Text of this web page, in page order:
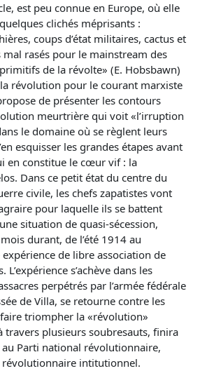
est peu connue en Europe, où elle
clichés méprisants :
coups d’état militaires, cactus et
mal rasés pour le mainstream des
de la révolte» (E. Hobsbawn)
révolution pour le courant marxiste
de présenter les contours
meurtrière qui voit «l’irruption
le domaine où se règlent leurs
esquisser les grandes étapes avant
en constitue le cœur vif : la
Dans ce petit état du centre du
civile, les chefs zapatistes vont
pour laquelle ils se battent
situation de quasi-sécession,
durant, de l’été 1914 au
de libre association de
s’achève dans les
perpétrés par l’armée fédérale
de Villa, se retourne contre les
triompher la «révolution»
travers plusieurs soubresauts, finira
Parti national révolutionnaire,
intitutionnel.